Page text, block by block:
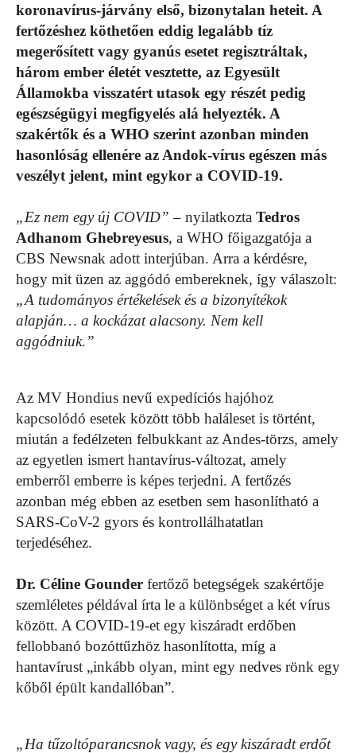
koronavírus-járvány első, bizonytalan heteit. A
fertőzéshez köthetően eddig legalább tíz
megerősített vagy gyanús esetet regisztráltak,
három ember életét vesztette, az Egyesült
Államokba visszatért utasok egy részét pedig
egészségügyi megfigyelés alá helyezték. A
szakértők és a WHO szerint azonban minden
hasonlóság ellenére az Andok-vírus egészen más
veszélyt jelent, mint egykor a COVID-19.
„Ez nem egy új COVID” – nyilatkozta Tedros
Adhanom Ghebreyesus, a WHO főigazgatója a
CBS Newsnak adott interjúban. Arra a kérdésre,
hogy mit üzen az aggódó embereknek, így válaszolt:
„A tudományos értékelések és a bizonyítékok
alapján… a kockázat alacsony. Nem kell
aggódniuk.”
Az MV Hondius nevű expedíciós hajóhoz
kapcsolódó esetek között több haláleset is történt,
miután a fedélzeten felbukkant az Andes-törzs, amely
az egyetlen ismert hantavírus-változat, amely
emberről emberre is képes terjedni. A fertőzés
azonban még ebben az esetben sem hasonlítható a
SARS-CoV-2 gyors és kontrollálhatatlan
terjedéséhez.
Dr. Céline Gounder fertőző betegségek szakértője
szemléletes példával írta le a különbséget a két vírus
között. A COVID-19-et egy kiszáradt erdőben
fellobbanó bozóttűzhöz hasonlította, míg a
hantavírust „inkább olyan, mint egy nedves rönk egy
kőből épült kandallóban”.
„Ha tűzoltóparancsnok vagy, és egy kiszáradt erdőt